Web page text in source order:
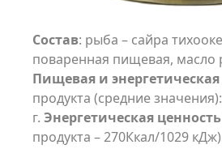
Состав: рыба – сайра
поваренная пищевая, масло
Пищевая и
продукта (средние
г. Энергетическая ценность
продукта – 270Ккал/1029